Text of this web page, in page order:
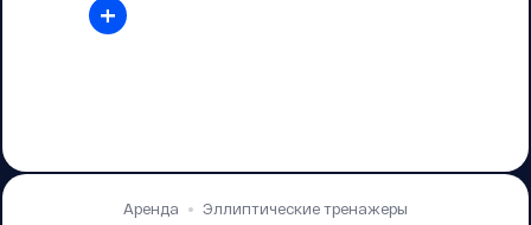
+
Аренда Эллиптические тренажеры